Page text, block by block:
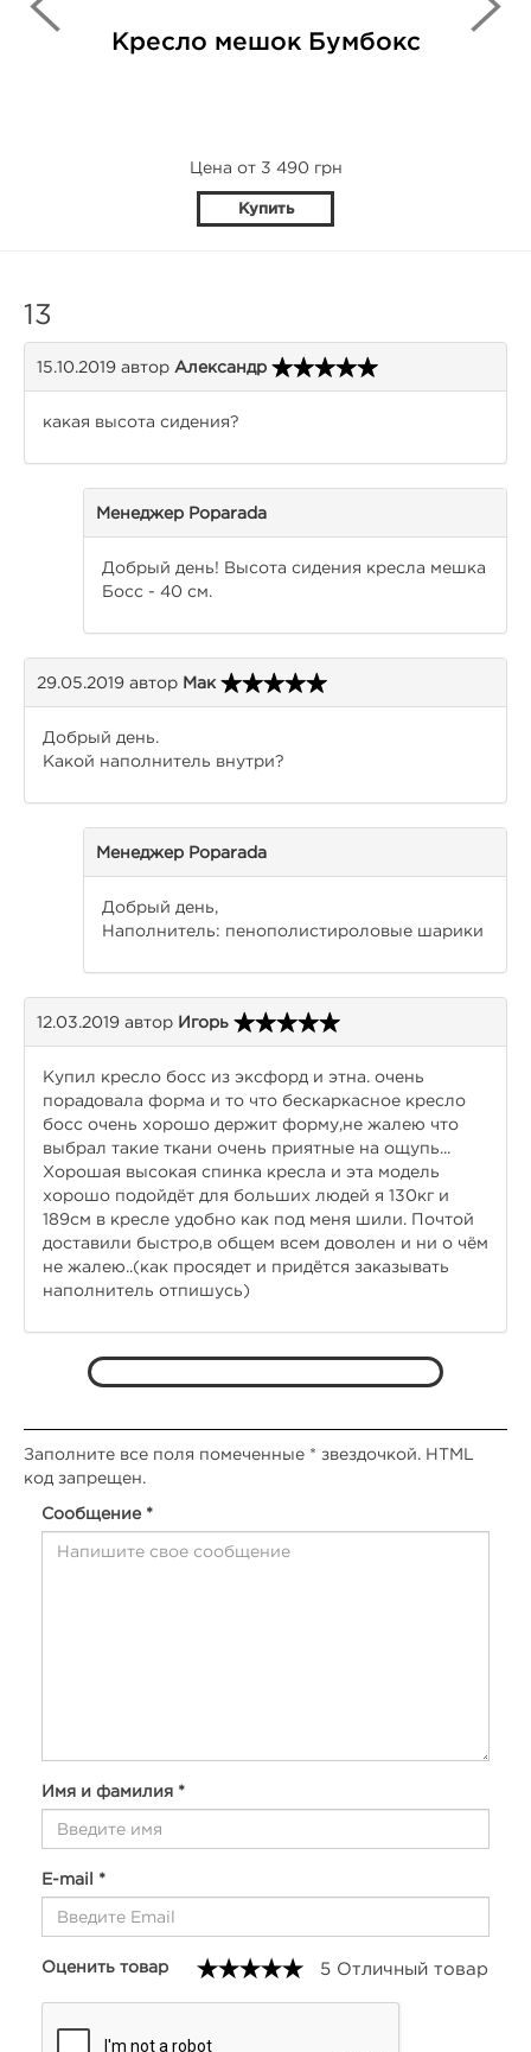
Кресло мешок Бумбокс
Цена от 3 490 грн
Купить
13
15.10.2019 автор Александр
какая высота сидения?
Менеджер Poparada
Добрый день! Высота сидения кресла мешка
Босс - 40 см.
29.05.2019 автор Мак
Добрый день.
Какой наполнитель внутри?
Менеджер Poparada
Добрый день,
Наполнитель: пенополистироловые шарики
12.03.2019 автор Игорь
Купил кресло босс из эксфорд и этна. очень
порадовала форма и то что бескаркасное кресло
босс очень хорошо держит форму,не жалею что
выбрал такие ткани очень приятные на ощупь...
Хорошая высокая спинка кресла и эта модель
хорошо подойдёт для больших людей я 130кг и
189см в кресле удобно как под меня шили. Почтой
доставили быстро,в общем всем доволен и ни о чём
не жалею..(как просядет и придётся заказывать
наполнитель отпишусь)
Заполните все поля помеченные * звездочкой. HTML
код запрещен.
Сообщение *
Имя и фамилия *
E-mail *
Оценить товар 5 Отличный товар